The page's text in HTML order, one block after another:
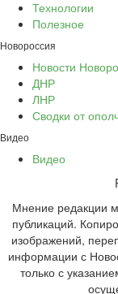
Технологии
Полезное
Новороссия
Новости
ДНР
ЛНР
Сводки от
Видео
Видео
Мнение редакции
публикаций.
изображений,
информации с
только с